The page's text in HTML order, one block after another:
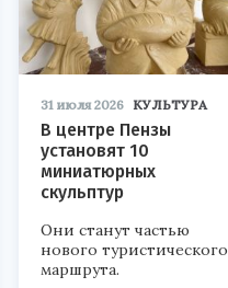
31 июля 2026 КУЛЬТУРА
В центре Пензы
установят 10
миниатюрных
скульптур
Они станут частью
нового туристического
маршрута.